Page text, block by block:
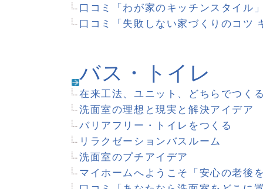
口コミ「いいもの買おう！電化製品」
口コミ「住まいのセキュリティ」
口コミ「わが家の暖房設備」
構造・建材
耐震チェック ワンポイント講座
あなたの家は高断熱？
わたしがこの建材を選んだ理由
室内扉と床材のコーディネートプラン
外壁 最近のトレンドと人気の色柄
外壁材ができること
「我が家にぴったり」が表現できる建材
「防音室のある」家